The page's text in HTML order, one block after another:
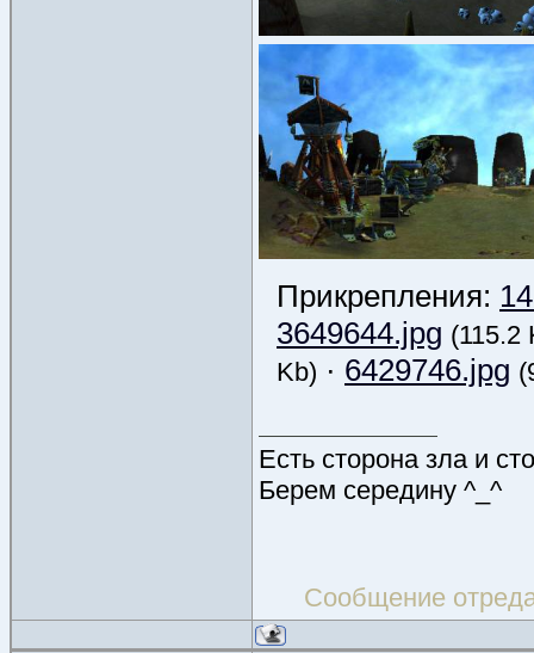
Прикрепления:
3649644.jpg (115.2
Kb) · 6429746.jpg
Есть сторона зла и
Берем середину ^_^
Сообщение